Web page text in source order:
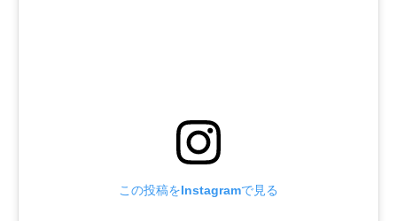
この投稿をInstagramで見る